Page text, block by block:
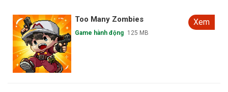
Too Many Zombies
Game hành động 125 MB
Xem